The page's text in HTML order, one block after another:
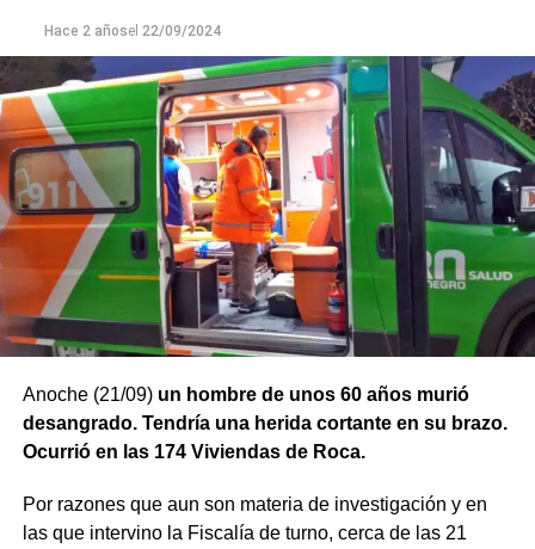
Hace 2 añosel 22/09/2024
Anoche (21/09) un hombre de unos 60 años murió
desangrado. Tendría una herida cortante en su brazo.
Ocurrió en las 174 Viviendas de Roca.
Por razones que aun son materia de investigación y en
las que intervino la Fiscalía de turno, cerca de las 21